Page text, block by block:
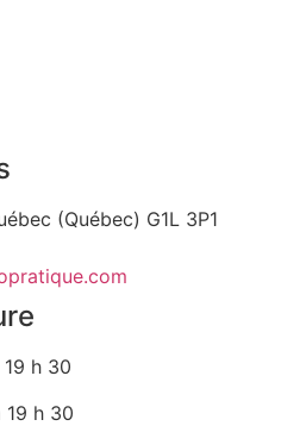
(Québec) G1L 3P1
h 30
19 h 30